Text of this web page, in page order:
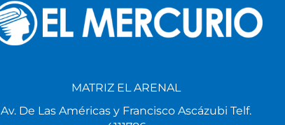
MATRIZ EL ARENAL
Av. De Las Américas y Francisco Ascázubi Telf.